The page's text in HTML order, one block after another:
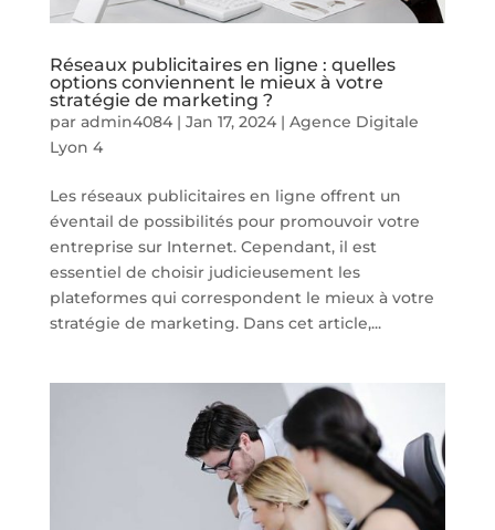
Réseaux publicitaires en ligne : quelles
options conviennent le mieux à votre
stratégie de marketing ?
par admin4084| Jan 17, 2024| Agence Digitale
Lyon 4
Les réseaux publicitaires en ligne offrent un
éventail de possibilités pour promouvoir votre
entreprise sur Internet. Cependant, il est
essentiel de choisir judicieusement les
plateformes qui correspondent le mieux à votre
stratégie de marketing. Dans cet article,...